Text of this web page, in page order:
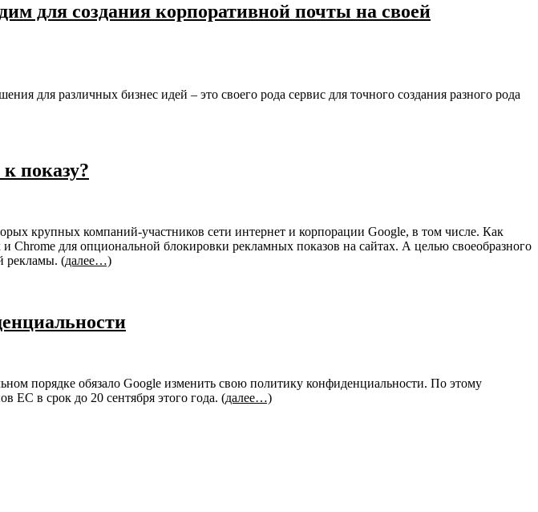
для создания корпоративной почты на своей
для различных бизнес идей – это своего рода сервис для точного создания разного рода
показу?
крупных компаний-участников сети интернет и корпорации Google, в том числе. Как
Chrome для опциональной блокировки рекламных показов на сайтах. А целью своеобразного
рекламы. (далее…)
порядке обязало Google изменить свою политику конфиденциальности. По этому
ЕС в срок до 20 сентября этого года. (далее…)